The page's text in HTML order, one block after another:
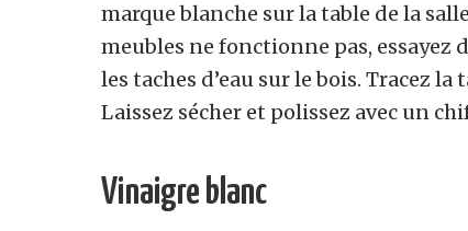
marque blanche sur la table de la
meubles ne fonctionne pas,
les taches d’eau sur le bois. Tracez
Laissez sécher et polissez avec un
Vinaigre blanc